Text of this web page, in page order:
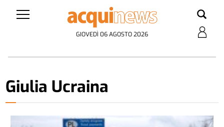
GIOVEDÌ 06 AGOSTO 2026
Giulia Ucraina